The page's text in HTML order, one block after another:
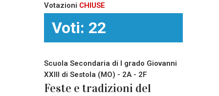
Votazioni CHIUSE
Voti: 22
Scuola Secondaria di I grado Giovanni
XXIII di Sestola (MO) - 2A - 2F
Feste e tradizioni del